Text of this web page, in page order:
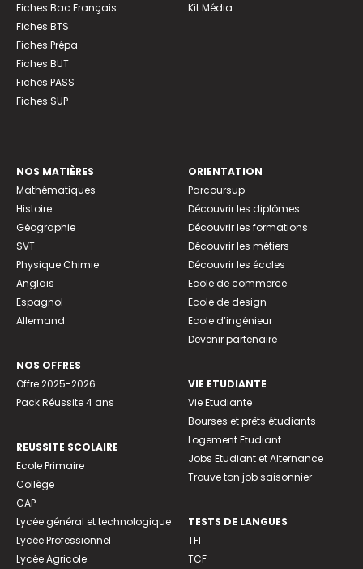
Fiches Bac Français
Fiches BTS
Fiches Prépa
Fiches BUT
Fiches PASS
Fiches SUP
Kit Média
NOS MATIÈRES
Mathématiques
Histoire
Géographie
SVT
Physique Chimie
Anglais
Espagnol
Allemand
NOS OFFRES
Offre 2025-2026
Pack Réussite 4 ans
REUSSITE SCOLAIRE
Ecole Primaire
Collège
CAP
Lycée général et technologique
Lycée Professionnel
Lycée Agricole
ORIENTATION
Parcoursup
Découvrir les diplômes
Découvrir les formations
Découvrir les métiers
Découvrir les écoles
Ecole de commerce
Ecole de design
Ecole d’ingénieur
Devenir partenaire
VIE ETUDIANTE
Vie Etudiante
Bourses et prêts étudiants
Logement Etudiant
Jobs Etudiant et Alternance
Trouve ton job saisonnier
TESTS DE LANGUES
TFI
TCF